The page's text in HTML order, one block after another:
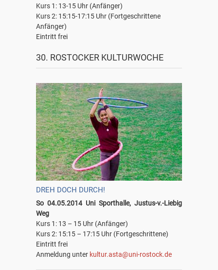
Kurs 1: 13-15 Uhr (Anfänger)
Kurs 2: 15:15-17:15 Uhr (Fortgeschrittene
Anfänger)
Eintritt frei
30. ROSTOCKER KULTURWOCHE
DREH DOCH DURCH!
So 04.05.2014 Uni Sporthalle, Justus-v.-Liebig
Weg
Kurs 1: 13 – 15 Uhr (Anfänger)
Kurs 2: 15:15 – 17:15 Uhr (Fortgeschrittene)
Eintritt frei
Anmeldung unter kultur.asta@uni-rostock.de